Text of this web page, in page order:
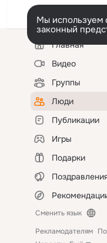
Мы используем
законный
Левая
колонкаГлавная
Видео
Группы
Люди
Публикации
Игры
Подарки
Сменить язык
Рекламодателям